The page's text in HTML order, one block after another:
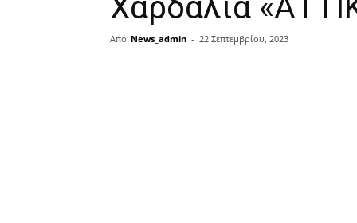
Από News_admin - 22 Σεπτεμβρίου, 2023